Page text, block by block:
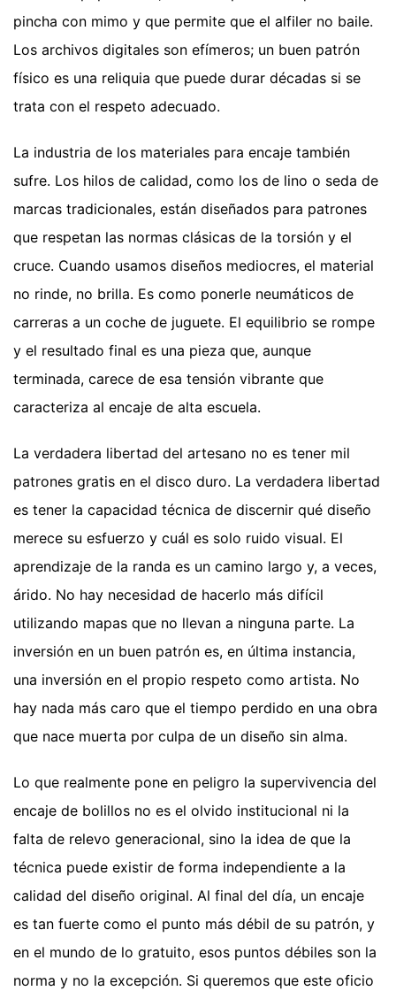
pincha con mimo y que permite que el alfiler no baile.
Los archivos digitales son efímeros; un buen patrón
físico es una reliquia que puede durar décadas si se
trata con el respeto adecuado.
La industria de los materiales para encaje también
sufre. Los hilos de calidad, como los de lino o seda de
marcas tradicionales, están diseñados para patrones
que respetan las normas clásicas de la torsión y el
cruce. Cuando usamos diseños mediocres, el material
no rinde, no brilla. Es como ponerle neumáticos de
carreras a un coche de juguete. El equilibrio se rompe
y el resultado final es una pieza que, aunque
terminada, carece de esa tensión vibrante que
caracteriza al encaje de alta escuela.
La verdadera libertad del artesano no es tener mil
patrones gratis en el disco duro. La verdadera libertad
es tener la capacidad técnica de discernir qué diseño
merece su esfuerzo y cuál es solo ruido visual. El
aprendizaje de la randa es un camino largo y, a veces,
árido. No hay necesidad de hacerlo más difícil
utilizando mapas que no llevan a ninguna parte. La
inversión en un buen patrón es, en última instancia,
una inversión en el propio respeto como artista. No
hay nada más caro que el tiempo perdido en una obra
que nace muerta por culpa de un diseño sin alma.
Lo que realmente pone en peligro la supervivencia del
encaje de bolillos no es el olvido institucional ni la
falta de relevo generacional, sino la idea de que la
técnica puede existir de forma independiente a la
calidad del diseño original. Al final del día, un encaje
es tan fuerte como el punto más débil de su patrón, y
en el mundo de lo gratuito, esos puntos débiles son la
norma y no la excepción. Si queremos que este oficio